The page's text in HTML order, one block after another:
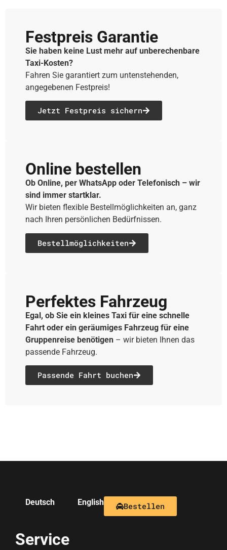
Festpreis Garantie
Sie haben keine Lust mehr auf unberechenbare
Taxi-Kosten?
Fahren Sie garantiert zum untenstehenden,
angegebenen Festpreis!
Jetzt Festpreis sichern
Online bestellen
Ob Online, per WhatsApp oder Telefonisch – wir
sind immer startklar.
Wir bieten flexible Bestellmöglichkeiten an, ganz
nach Ihren persönlichen Bedürfnissen.
Bestellmöglichkeiten
Perfektes Fahrzeug
Egal, ob Sie ein kleines Taxi für eine schnelle
Fahrt oder ein geräumiges Fahrzeug für eine
Gruppenreise benötigen – wir bieten Ihnen das
passende Fahrzeug.
Passende Fahrt buchen
Deutsch English Bestellen
Service